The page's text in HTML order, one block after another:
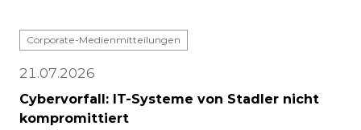
Corporate-Medienmitteilungen
21.07.2026
Cybervorfall: IT-Systeme von Stadler nicht
kompromittiert